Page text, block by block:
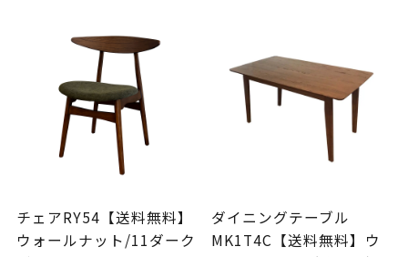
チェアRY54【送料無料】
ウォールナット/11ダーク
ダイニングテーブル
MK1T4C【送料無料】ウ